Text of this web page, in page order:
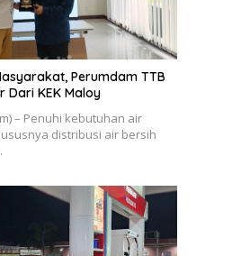
Perumdam TTB
Dari KEK Maloy
– Penuhi kebutuhan air
distribusi air bersih